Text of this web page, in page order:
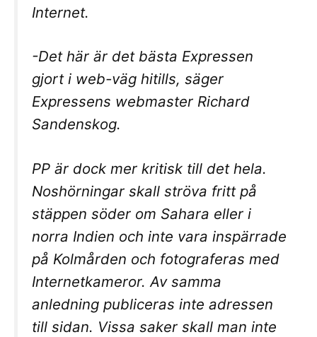
Internet.
-Det här är det bästa Expressen
gjort i web-väg hitills, säger
Expressens webmaster Richard
Sandenskog.
PP är dock mer kritisk till det hela.
Noshörningar skall ströva fritt på
stäppen söder om Sahara eller i
norra Indien och inte vara inspärrade
på Kolmården och fotograferas med
Internetkameror. Av samma
anledning publiceras inte adressen
till sidan. Vissa saker skall man inte